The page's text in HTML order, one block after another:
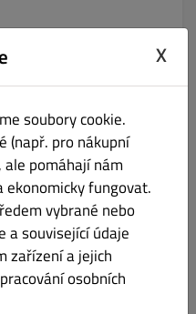
Kč 225.00
(10 mini
Kč 465.00
X
soubory cookie.
(např. pro nákupní
pomáhají nám
fungovat.
vybrané nebo
a související údaje
zařízení a jejich
osobních